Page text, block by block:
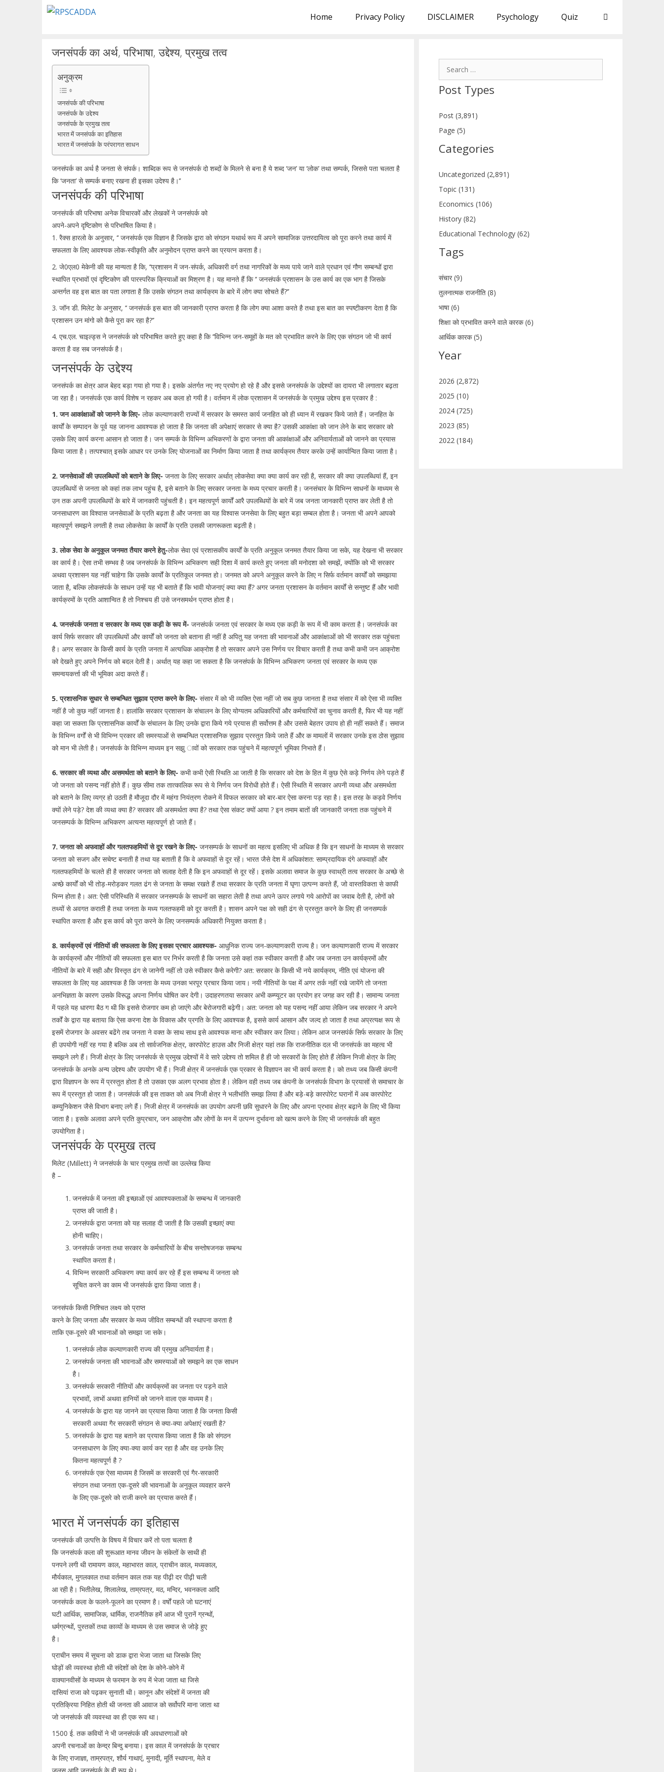
Home Privacy Policy DISCLAIMER Psychology Quiz
जनसंपर्क का अर्थ, परिभाषा, उद्देश्य, प्रमुख तत्व
अनुक्रम
जनसंपर्क की परिभाषा
जनसंपर्क के उद्देश्य
जनसंपर्क के प्रमुख तत्व
भारत में जनसंपर्क का इतिहास
भारत में जनसंपर्क के परंपरागत साधन
जनसंपर्क का अर्थ है जनता से संपर्क। शाब्दिक रूप से जनसंपर्क दो शब्दों के मिलने से बना है ये शब्द ‘जन’ या ‘लोक’ तथा सम्पर्क, जिससे पता चलता है
कि ‘जनता’ से सम्पर्क बनाए रखना ही इसका उदेश्य है।’’
जनसंपर्क की परिभाषा
जनसंपर्क की परिभाषा अनेक विचारकों और लेखकों ने जनसंपर्क को
अपने-अपने दृष्टिकोण से परिभाषित किया है।
1. रैक्स हारलो के अनुसार, ‘‘ जनसंपर्क एक विज्ञान है जिसके द्वारा को संगठन यथार्थ रूप में अपने सामाजिक उत्तरदायित्व को पूरा करने तथा कार्य में
सफलता के लिए आवश्यक लोक-स्वीकृति और अनुमोदन प्राप्त करने का प्रयत्न करता है।
2. जे0एल0 मेकेनी की यह मान्यता है कि, ‘‘प्रशासन में जन-संपर्क, अधिकारी वर्ग तथा नागरिकों के मध्य पाये जाने वाले प्रधान एवं गौण सम्बन्धों द्वारा
स्थापित प्रभावों एवं दृष्टिकोण की पारस्परिक क्रियाओं का मिश्रण है। यह मानते हैं कि ‘‘ जनसंपर्क प्रशासन के उस कार्य का एक भाग है जिसके
अन्तर्गत वह इस बात का पता लगाता है कि उसके संगठन तथा कार्यक्रम के बारे में लोग क्या सोचते हैं?’’
3. जॉन डी. मिलेट के अनुसार, ‘‘ जनसंपर्क इस बात की जानकारी प्राप्त करता है कि लोग क्या आशा करते है तथा इस बात का स्पष्टीकरण देता है कि
प्रशासन उन मांगो को कैसे पूरा कर रहा है?’’
4. एच.एल. चाइल्ड्स ने जनसंपर्क को परिभाषित करते हुए कहा है कि ‘‘विभिन्न जन-समूहों के मत को प्रभावित करने के लिए एक संगठन जो भी कार्य
करता है वह सब जनसंपर्क है।
जनसंपर्क के उद्देश्य
जनसंपर्क का क्षेत्र आज बेहद बड़ा गया हो गया है। इसके अंतर्गत नए नए प्रयोग हो रहे है और इससे जनसंपर्क के उद्देश्यों का दायरा भी लगातार बढ़ता
जा रहा है। जनसंपर्क एक कार्य विशेष न रहकर अब कला हो गयी है। वर्तमान में लोक प्रशासन में जनसंपर्क के प्रमुख उद्देश्य इस प्रकार है :
1. जन आकांक्षाओं को जानने के लिए- लोक कल्याणकारी राज्यों में सरकार के समस्त कार्य जनहित को ही ध्यान में रखकर किये जाते हैं। जनहित के
कार्यों के सम्पादन के पूर्व यह जानना आवश्यक हो जाता है कि जनता की अपेक्षाएं सरकार से क्या है? उसकी आकांक्षा को जान लेने के बाद सरकार को
उसके लिए कार्य करना आसान हो जाता है। जन सम्पर्क के विभिन्न अभिकरणों के द्वारा जनता की आकांक्षाओं और अनिवार्यताओं को जानने का प्रयास
किया जाता है। तत्पश्चात् इसके आधार पर उनके लिए योजनाओं का निर्माण किया जाता है तथा कार्यक्रम तैयार करके उन्हें कार्यान्वित किया जाता है।
2. जनसेवाओं की उपलब्धियों को बताने के लिए- जनता के लिए सरकार अर्थात् लोकसेवा क्या क्या कार्य कर रही है, सरकार की क्या उपलब्धियां हैं, इन
उपलब्धियों से जनता को कहां तक लाभ पहुंच है, इसे बताने के लिए सरकार जनता के मध्य प्रचार करती है। जनसंचार के विभिन्न साधनों के माध्यम से
उन तक अपनी उपलब्धियों के बारे में जानकारी पहुंचती है। इन महत्वपूर्ण कार्यों आरै उपलब्धियों के बारे में जब जनता जानकारी प्राप्त कर लेती है तो
जनसाधारण का विश्वास जनसेवाओं के प्रति बढ़ता है और जनता का यह विश्वास जनसेवा के लिए बहुत बड़ा सम्बल होता है। जनता भी अपने आपको
महत्वपूर्ण समझने लगती है तथा लोकसेवा के कार्यों के प्रति उसकी जागरूकता बढ़ती है।
3. लोक सेवा के अनुकूल जनमत तैयार करने हेतु-लोक सेवा एवं प्रशासकीय कार्यों के प्रति अनुकूल जनमत तैयार किया जा सके, यह देखना भी सरकार
का कार्य है। ऐसा तभी सम्भव है जब जनसंपर्क के विभिन्न अभिकरण सही दिशा में कार्य करते हुए जनता की मनोदशा को समझें, क्योंकि को भी सरकार
अथवा प्रशासन यह नहीं चाहेगा कि उसके कार्यों के प्रतिकूल जनमत हो। जनमत को अपने अनुकूल करने के लिए न सिर्फ वर्तमान कार्यों को समझाया
जाता है, बल्कि लोकसंपर्क के साधन उन्हें यह भी बताते हैं कि भावी योजनाएं क्या क्या हैं? अगर जनता प्रशासन के वर्तमान कार्यों से सन्तुष्ट हैं और भावी
कार्यक्रमों के प्रति आशान्वित है तो निश्चय ही उसे जनसमर्थन प्राप्त होता है।
4. जनसंपर्क जनता व सरकार के मध्य एक कड़ी के रूप में- जनसंपर्क जनता एवं सरकार के मध्य एक कड़ी के रूप में भी काम करता है। जनसंपर्क का
कार्य सिर्फ सरकार की उपलब्धियों और कार्यों को जनता को बताना ही नहीं है अपितु यह जनता की भावनाओं और आकांक्षाओं को भी सरकार तक पहुंचता
है। अगर सरकार के किसी कार्य के प्रति जनता में अत्यधिक आक्रोश है तो सरकार अपने उस निर्णय पर विचार करती है तथा कभी कभी जन आक्रोश
को देखते हुए अपने निर्णय को बदल देती है। अर्थात् यह कहा जा सकता है कि जनसंपर्क के विभिन्न अभिकरण जनता एवं सरकार के मध्य एक
समन्वयकर्त्ता की भी भूमिका अदा करते हैं।
5. प्रशासनिक सुधार से सम्बन्धित सुझाव प्राप्त करने के लिए- संसार में को भी व्यक्ति ऐसा नहीं जो सब कुछ जानता है तथा संसार में को ऐसा भी व्यक्ति
नहीं है जो कुछ नहीं जानता है। हालांकि सरकार प्रशासन के संचालन के लिए योग्यतम अधिकारियों और कर्मचारियों का चुनाव करती है, फिर भी यह नहीं
कहा जा सकता कि प्रशासनिक कार्यों के संचालन के लिए उनके द्वारा किये गये प्रयास ही सर्वोत्तम है और उससे बेहतर उपाय हो ही नहीं सकते हैं। समाज
के विभिन्न वर्गों से भी विभिन्न प्रकार की समस्याओं से सम्बन्धित प्रशासनिक सुझाव प्रस्तुत किये जाते हैं और क मामलों में सरकार उनके इस ठोस सुझाव
को मान भी लेती है। जनसंपर्क के विभिन्न माध्यम इन सझु ावों को सरकार तक पहुंचने में महत्वपूर्ण भूमिका निभाते हैं।
6. सरकार की व्यथा और असमर्थता को बताने के लिए- कभी कभी ऐसी स्थिति आ जाती है कि सरकार को देश के हित में कुछ ऐसे कड़े निर्णय लेने पड़ते हैं
जो जनता को पसन्द नहीं होते हैं। कुछ सीमा तक तात्कालिक रूप से ये निर्णय जन विरोधी होते हैं। ऐसी स्थिति में सरकार अपनी व्यथा और असमर्थता
को बताने के लिए व्यग्र हो उठती है मौजूदा दौर में महंगा नियंत्रण रोकने में विफल सरकार को बार-बार ऐसा करना पड़ रहा है। इस तरह के कड़वे निर्णय
क्यों लेने पड़े? देश की व्यथा क्या है? सरकार की असमर्थता क्या है? तथा ऐसा संकट क्यों आया ? इन तमाम बातों की जानकारी जनता तक पहुंचने में
जनसम्पर्क के विभिन्न अभिकरण अत्यन्त महत्वपूर्ण हो जाते हैं।
7. जनता को अफवाहों और गलतफहमियों से दूर रखने के लिए- जनसम्पर्क के साधनों का महत्व इसलिए भी अधिक है कि इन साधनों के माध्यम से सरकार
जनता को सजग और सचेष्ट बनाती है तथा यह बताती है कि वे अफवाहों से दूर रहें। भारत जैसे देश में अधिकांशत: साम्प्रदायिक दंगे अफवाहों और
गलतफहमियों के चलते ही है सरकार जनता को सलाह देती है कि इन अफवाहों से दूर रहें। इसके अलावा समाज के कुछ स्वाथ्री तत्व सरकार के अच्छे से
अच्छे कार्यों को भी तोड़-मरोड़कर गलत ढंग से जनता के समक्ष रखते हैं तथा सरकार के प्रति जनता में घृणा उत्पन्न करते हैं, जो वास्तविकता से काफी
भिन्न होता है। अत: ऐसी परिस्थिति में सरकार जनसम्पर्क के साधनों का सहारा लेती है तथा अपने ऊपर लगाये गये आरोपों का जवाब देती है, लोगों को
तथ्यों से अवगत कराती है तथा जनता के मध्य गलतफहमी को दूर करती है। शासन अपने पक्ष को सही ढंग से प्रस्तुत करने के लिए ही जनसम्पर्क
स्थापित करता है और इस कार्य को पूरा करने के लिए जनसम्पर्क अधिकारी नियुक्त करता है।
8. कार्यक्रमों एवं नीतियों की सफलता के लिए इसका प्रचार आवश्यक- आधुनिक राज्य जन-कल्याणकारी राज्य है। जन कल्याणकारी राज्य में सरकार
के कार्यक्रमों और नीतियों की सफलता इस बात पर निर्भर करती है कि जनता उसे कहां तक स्वीकार करती है और जब जनता उन कार्यक्रमों और
नीतियों के बारे में सही और विस्तृत ढंग से जानेगी नहीं तो उसे स्वीकार कैसे करेगी? अत: सरकार के किसी भी नये कार्यक्रम, नीति एवं योजना की
सफलता के लिए यह आवश्यक है कि जनता के मध्य उनका भरपूर प्रचार किया जाय। नयी नीतियों के पक्ष मेंं अगर तर्क नहीं रखे जायेंगे तो जनता
अनभिज्ञता के कारण उसके विरूद्ध अपना निर्णय घोषित कर देगी। उदाहरणतया सरकार अभी कम्प्यूटर का प्रयोग हर जगह कर रही है। सामान्य जनता
में पहले यह धारणा बैठ ग थी कि इससे रोजगार कम हो जाएंगे और बेरोजगारी बढ़ेगी। अत: जनता को यह पसन्द नहीं आया लेकिन जब सरकार ने अपने
तर्कों के द्वारा यह बताया कि ऐसा करना देश के विकास और प्रगति के लिए आवश्यक है, इससे कार्य आसान और जल्द हो जाता है तथा अप्रत्यक्ष रूप से
इसमें रोजगार के अवसर बढेंगे तब जनता ने वक्त के साथ साथ इसे आवश्यक माना और स्वीकार कर लिया। लेकिन आज जनसपंर्क सिर्फ सरकार के लिए
ही उपयोगी नहीं रह गया है बल्कि अब तो सार्वजनिक क्षेत्र, कारपोरेट हाउस और निजी क्षेत्र यहां तक कि राजनीतिक दल भी जनसंपर्क का महत्व भी
समझने लगे हैं। निजी क्षेत्र के लिए जनसंपर्क से प्रमुख उद्देश्यों में वे सारे उद्देश्य तो शमिल है ही जो सरकारों के लिए होते हैं लेकिन निजी क्षेत्र के लिए
जनसंपर्क के अनके अन्य उद्देश्य और उपयोग भी हैं। निजी क्षेत्र में जनसंपर्क एक प्रकार से विज्ञापन का भी कार्य करता है। को तथ्य जब किसी कंपनी
द्वारा विज्ञापन के रूप में प्रस्तुत होता है तो उसका एक अलग प्रभाव होता है। लेकिन वही तथ्य जब कंपनी के जनसंपर्क विभाग के प्रयासों से समाचार के
रूप में प्रस्तुत हो जाता है। जनसंपर्क की इस ताकत को अब निजी क्षेत्र ने भलीभांति समझ लिया है और बड़े-बड़े कारपोरेट घरानों में अब कारपोरेट
कम्युनिकेशन जैसे विभाग बनाए लगे हैं। निजी क्षेत्र में जनसंपर्क का उपयोग अपनी छवि सुधारने के लिए और अपना प्रभाव क्षेत्र बढ़ाने के लिए भी किया
जाता है। इसके अलावा अपने प्रति कुप्रचार, जन आक्रोश और लोगों के मन में उत्पन्न दुर्भावना को खत्म करने के लिए भी जनसंपर्क की बहुत
उपयोगिता है।
जनसंपर्क के प्रमुख तत्व
मिलेट (Millett) ने जनसंपर्क के चार प्रमुख तत्वों का उल्लेख किया
है –
जनसंपर्क में जनता की इच्छाओं एवं आवश्यकताओं के सम्बन्ध में जानकारी
प्राप्त की जाती है।
जनसंपर्क द्वारा जनता को यह सलाह दी जाती है कि उसकी इच्छाएं क्या
होनी चाहिए।
जनसंपर्क जनता तथा सरकार के कर्मचारियों के बीच सन्तोषजनक सम्बन्ध
स्थापित करता है।
विभिन्न सरकारी अभिकरण क्या कार्य कर रहे हैं इस सम्बन्ध में जनता को
सूचित करने का काम भी जनसंपर्क द्वारा किया जाता है।
जनसंपर्क किसी निश्चित लक्ष्य को प्राप्त
करने के लिए जनता और सरकार के मध्य जीवित सम्बन्धों की स्थापना करता है
ताकि एक-दूसरे की भावनाओं को समझा जा सके।
जनसंपर्क लोक कल्याणकारी राज्य की प्रमुख अनिवार्यता है।
जनसंपर्क जनता की भावनाओं और समस्याओं को समझने का एक साधन
है।
जनसंपर्क सरकारी नीतियों और कार्यक्रमों का जनता पर पड़ने वाले
प्रभावों, लाभों अथवा हानियों को जानने वाला एक माध्यम है।
जनसंपर्क के द्वारा यह जानने का प्रयास किया जाता है कि जनता किसी
सरकारी अथवा गैर सरकारी संगठन से क्या-क्या अपेक्षाएं रखती है?
जनसंपर्क के द्वारा यह बताने का प्रयास किया जाता है कि को संगठन
जनसाधारण के लिए क्या-क्या कार्य कर रहा है और वह उनके लिए
कितना महत्वपूर्ण है ?
जनसंपर्क एक ऐसा माध्यम है जिसमें क सरकारी एवं गैर-सरकारी
संगठन तथा जनता एक-दूसरे की भावनाओं के अनुकूल व्यवहार करने
के लिए एक-दूसरे को राजी करने का प्रयास करते हैं।
भारत में जनसंपर्क का इतिहास
जनसंपर्क की उत्पत्ति के विषय में विचार करें तो पता चलता है
कि जनसंपर्क कला की शुरूआत मानव जीवन के संकेतों के साथी ही
पनपने लगी थी रामायण काल, महाभारत काल, प्राचीन काल, मध्यकाल,
मौर्यकाल, मुगलकाल तथा वर्तमान काल तक यह पीढ़ी दर पीढ़ी चली
आ रही है। भितीलेख, शिलालेख, ताम्रपत्र, मठ, मन्दिर, भवनकला आदि
जनसंपर्क कला के फलने-फूलने का प्रमाण है। वर्षों पहले जो घटनाएं
घटी आर्थिक, सामाजिक, धार्मिक, राजनैतिक हमें आज भी पुरानें ग्रन्थों,
धर्मग्रन्थों, पुस्तकों तथा काव्यों के माध्यम से उस समाज से जोड़े हुए
है।
प्राचीन समय में सूचना को डाक द्वारा भेजा जाता था जिसके लिए
घोड़ों की व्यवस्था होती थी संदेशों को देश के कोने-कोने में
वाक्यानवीसों के माध्यम से फरमान के रुप में भेजा जाता था जिसे
दासियां राजा को पढ़कर सुनाती थी। कानून और संदेशों में जनता की
प्रतिक्रिया निहित होती थी जनता की आवाज को सर्वोपरि माना जाता था
जो जनसंपर्क की व्यवस्था का ही एक रूप था।
1500 ई. तक कवियों ने भी जनसंपर्क की अवधारणाओं को
अपनी रचनाओं का केन्द्र बिन्दु बनाया। इस काल में जनसंपर्क के प्रचार
के लिए राजाज्ञा, ताम्रपत्र, शौर्य गाथाएं, मुनादी, मूर्ति स्थापना, मेले व
Post Types
Post (3,891)
Page (5)
Categories
Uncategorized (2,891)
Topic (131)
Economics (106)
History (82)
Educational Technology (62)
Tags
संचार (9)
तुलनात्मक राजनीति (8)
भाषा (6)
शिक्षा को प्रभावित करने वाले कारक (6)
आर्थिक कारक (5)
Year
2026 (2,872)
2025 (10)
2024 (725)
2023 (85)
2022 (184)